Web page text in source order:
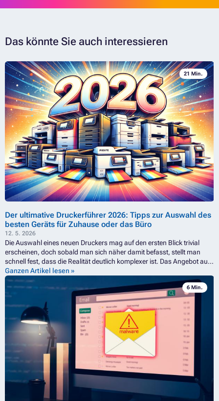
Das könnte Sie auch interessieren
21 Min.
Der ultimative Druckerführer 2026: Tipps zur Auswahl des
besten Geräts für Zuhause oder das Büro
12. 5. 2026
Die Auswahl eines neuen Druckers mag auf den ersten Blick trivial
erscheinen, doch sobald man sich näher damit befasst, stellt man
schnell fest, dass die Realität deutlich komplexer ist. Das Angebot auf
dem Markt ist nämlich riesig, und die Entscheidung zwischen einem
Laserdrucker, einem Tintenstrahldrucker oder einem
Multifunktionsgerät ist nicht immer so einfach, wie es zunächst
scheinen mag. Vor allem dann, wenn man sich nicht ganz im Klaren
darüber ist, worin die Unterschiede zwischen ihnen bestehen oder
was die einzelnen technischen Parameter eigentlich bedeuten. Und
natürlich dürfen auch die Betriebskosten nicht außer Acht gelassen
werden, die bei einer unglücklichen Wahl für unangenehme
Überraschungen sorgen können. In unserem Ratgeber finden Sie
daher Tipps für den besten Drucker für zu Hause, der Ihren
Anforderungen entspricht, und wir beraten Sie bei der Auswahl eines
Druckers für den privaten Gebrauch und das Büro.
Ganzen Artikel lesen »
6 Min.